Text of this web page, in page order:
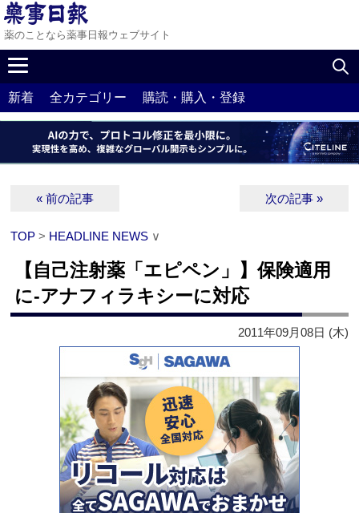
薬のことなら薬事日報ウェブサイト
新着 全カテゴリー 購読・購入・登録
« 前の記事 次の記事 »
TOP > HEADLINE NEWS ∨
【自己注射薬「エピペン」】保険適用
に‐アナフィラキシーに対応
2011年09月08日 (木)